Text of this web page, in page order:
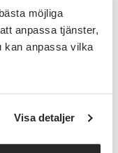
möjliga
anpassa tjänster,
kan anpassa vilka
Visa detaljer
av Europeiska
en serie
Jämställt
näringar.